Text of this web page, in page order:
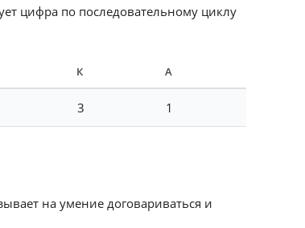
цифра по последовательному циклу
К А
3 1
на умение договариваться и